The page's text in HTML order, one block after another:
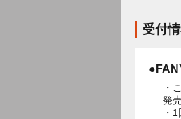
受付
・
発
・